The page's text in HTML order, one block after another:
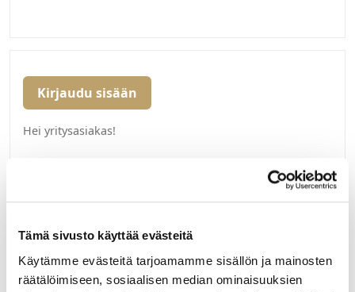
Tämä sivusto käyttää evästeitä
Käytämme evästeitä tarjoamamme sisällön ja mainosten
räätälöimiseen, sosiaalisen median ominaisuuksien
Kirjaudu sisään
Hei yritysasiakas!
Määrä pakkauksessa:
10
Yksikkö: